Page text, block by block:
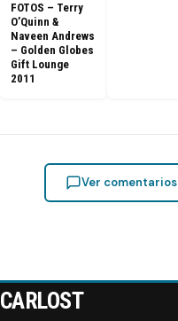
FOTOS – Terry
O’Quinn &
Naveen Andrews
– Golden Globes
Gift Lounge
2011
Ver comentarios
CARLOST